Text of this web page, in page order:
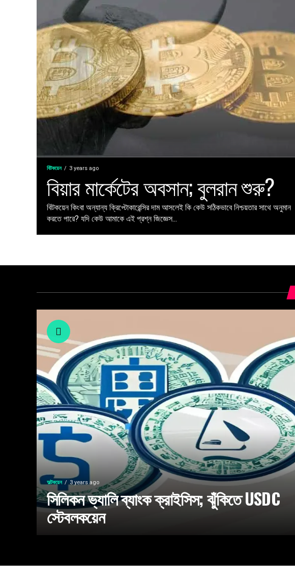
বিটকয়েন 3 years ago
বিয়ার মার্কেটের অবসান; বুলরান শুরু?
বিটকয়েন কিংবা অন্যান্য ক্রিপ্টোকারেন্সির দাম আসলেই কি কেউ সঠিকভাবে নিশ্চয়তার সাথে অনুমান
করতে পারে? যদি কেউ আমাকে এই প্রশ্ন জিজ্ঞেস...
অল্টকয়েন 3 years ago
সিলিকন ভ্যালি ব্যাংক ক্রাইসিস; ঝুঁকিতে USDC
স্টেবলকয়েন